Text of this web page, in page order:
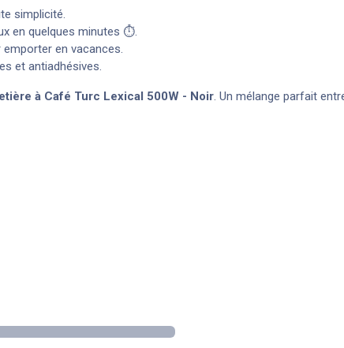
simplicité.
en quelques minutes ⏱️.
en vacances.
et antiadhésives.
à Café Turc Lexical 500W - Noir. Un mélange parfait